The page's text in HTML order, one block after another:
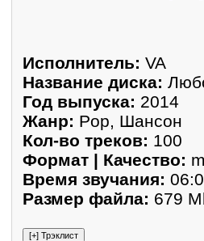
Исполнитель: VA
Название диска:
Год выпуска: 2014
Жанр: Pop, Шансон
Кол-во треков: 100
Формат | Качество:
Время звучания:
Размер файла: 679